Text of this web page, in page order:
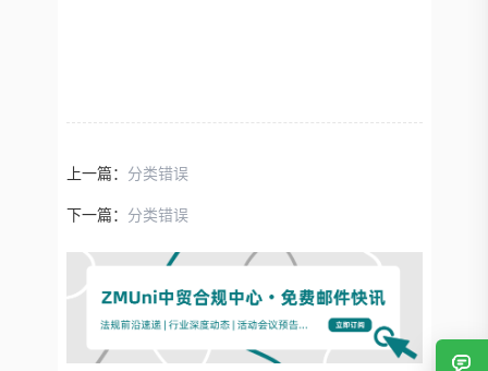
上一篇： 分类错误
下一篇： 分类错误